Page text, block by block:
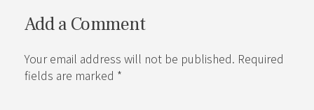
Add a Comment
Your email address will not be published. Required
fields are marked *